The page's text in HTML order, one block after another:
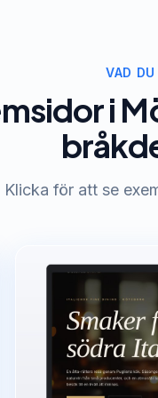
VAD DU
i
Klicka för att se